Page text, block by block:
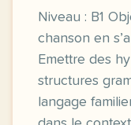
Niveau : B1
chanson en
Emettre des
structures
langage